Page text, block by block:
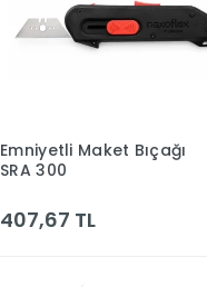
Sepete Ekle
Emniyetli Maket Bıçağı
SRA 300
407,67 TL